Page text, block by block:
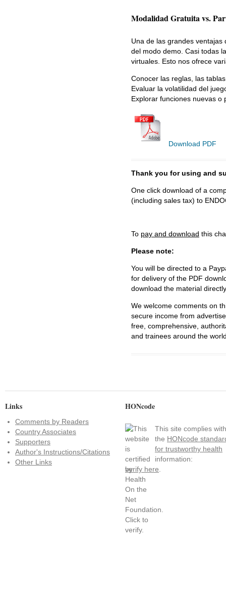
Modalidad Gratuita vs.
Una de las grandes
del modo demo. Casi todas
virtuales. Esto nos ofrece
Conocer las reglas, las
Evaluar la volatilidad del
Explorar funciones nuevas
Download PDF
Thank you for using and
One click download of a
(including sales tax) to
To pay and download this
Please note:
You will be directed to a
for delivery of the PDF
download the material
We welcome comments on
secure income from
free, comprehensive,
and trainees around the
Links
Comments by Readers
Country Associates
Supporters
Author's Instructions/Citations
Other Links
HONcode
This site complies with
the HONcode
for trustworthy health
information:
verify here